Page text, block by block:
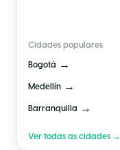
Cidades populares
Bogotá →
Medellín →
Barranquilla →
Ver todas as cidades →